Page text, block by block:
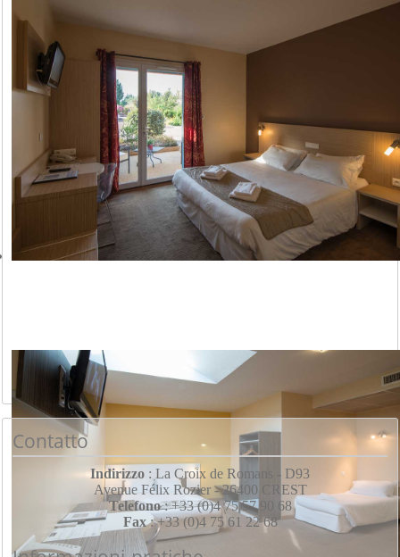
Contatto
Indirizzo : La Croix de Romans - D93
Avenue Félix Rozier - 26400 CREST
Telefono: +33 (0)4 75 57 90 68
Fax: +33 (0)4 75 61 22 68